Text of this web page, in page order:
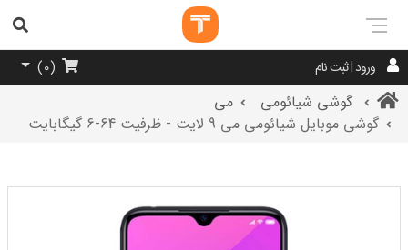
ورود | ثبت نام (
0
)
گوشی شیائومی
می
گوشی موبایل شیائومی می 9 لایت - ظرفیت 64-6 گیگابایت